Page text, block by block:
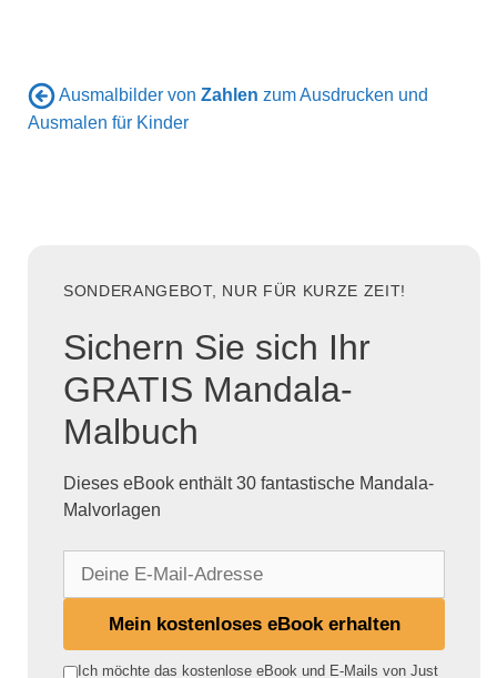
Ausmalbilder von Zahlen zum Ausdrucken und
Ausmalen für Kinder
SONDERANGEBOT, NUR FÜR KURZE ZEIT!
Sichern Sie sich Ihr
GRATIS Mandala-
Malbuch
Dieses eBook enthält 30 fantastische Mandala-
Malvorlagen
e
Mein kostenloses eBook erhalten
Ich möchte das kostenlose eBook und E-Mails von Just